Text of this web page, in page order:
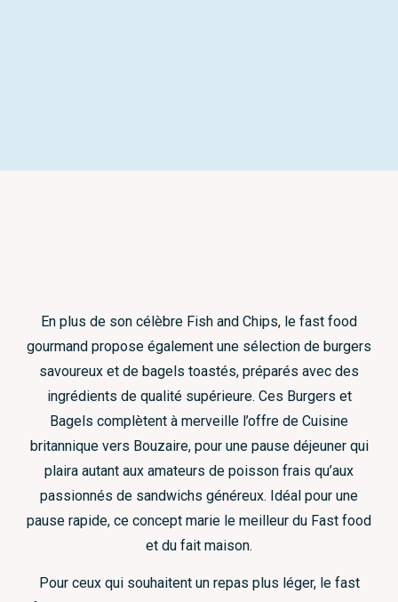
En plus de son célèbre Fish and Chips, le fast food
gourmand propose également une sélection de burgers
savoureux et de bagels toastés, préparés avec des
ingrédients de qualité supérieure. Ces Burgers et
Bagels complètent à merveille l’offre de Cuisine
britannique vers Bouzaire, pour une pause déjeuner qui
plaira autant aux amateurs de poisson frais qu’aux
passionnés de sandwichs généreux. Idéal pour une
pause rapide, ce concept marie le meilleur du Fast food
et du fait maison.
Pour ceux qui souhaitent un repas plus léger, le fast